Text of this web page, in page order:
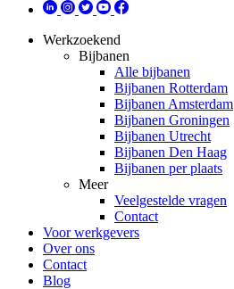
Werkzoekend
Bijbanen
Alle bijbanen
Bijbanen Rotterdam
Bijbanen Amsterdam
Bijbanen Groningen
Bijbanen Utrecht
Bijbanen Den Haag
Bijbanen per plaats
Meer
Veelgestelde vragen
Contact
Voor werkgevers
Over ons
Contact
Blog